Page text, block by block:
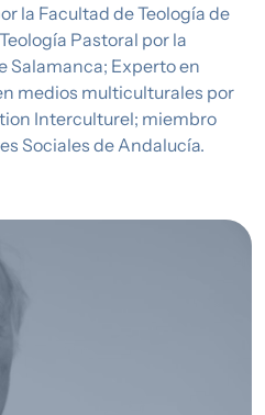
la Facultad de Teología de
Pastoral por la
Salamanca; Experto en
medios multiculturales por
Interculturel; miembro
Sociales de Andalucía.